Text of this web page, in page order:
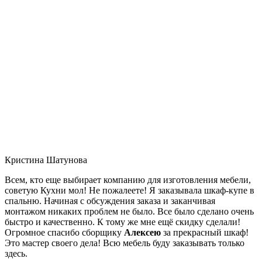
Кристина Шатунова
Всем, кто еще выбирает компанию для изготовления мебели,
советую Кухни мол! Не пожалеете! Я заказывала шкаф-купе в
спальню. Начиная с обсуждения заказа и заканчивая
монтажом никаких проблем не было. Все было сделано очень
быстро и качественно. К тому же мне ещё скидку сделали!
Огромное спасибо сборщику Алексею за прекрасный шкаф!
Это мастер своего дела! Всю мебель буду заказывать только
здесь.